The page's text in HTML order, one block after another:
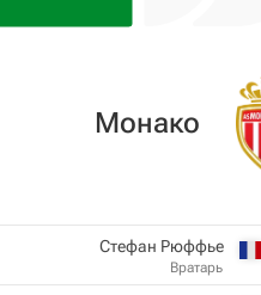
Монако
Стефан Рюффье
Вратарь